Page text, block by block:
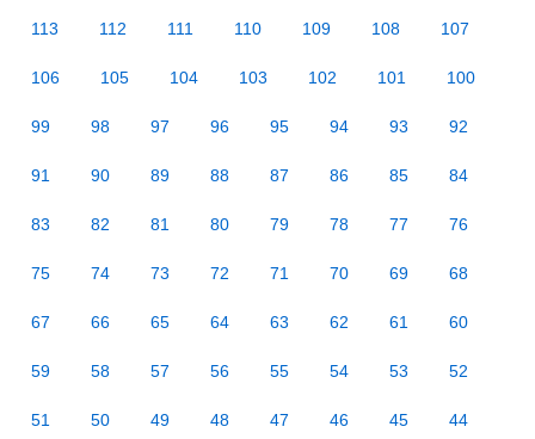
113 112 111 110 109 108 107
106 105 104 103 102 101 100
99 98 97 96 95 94 93 92
91 90 89 88 87 86 85 84
83 82 81 80 79 78 77 76
75 74 73 72 71 70 69 68
67 66 65 64 63 62 61 60
59 58 57 56 55 54 53 52
51 50 49 48 47 46 45 44